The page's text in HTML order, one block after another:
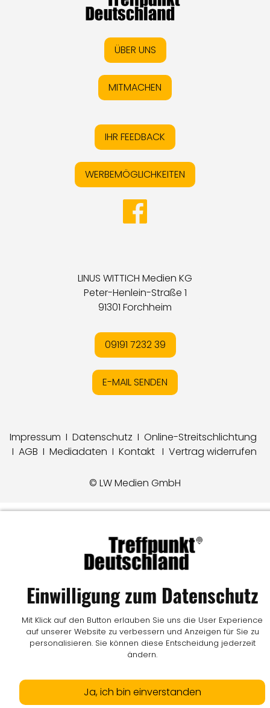
ÜBER UNS
MITMACHEN
IHR FEEDBACK
WERBEMÖGLICHKEITEN
LINUS WITTICH Medien KG
Peter-Henlein-Straße 1
91301 Forchheim
09191 7232 39
E-MAIL SENDEN
Impressum I Datenschutz I Online-Streitschlichtung
I AGB I Mediadaten I Kontakt I Vertrag widerrufen
© LW Medien GmbH
Einwilligung zum Datenschutz
Mit Klick auf den Button erlauben Sie uns die User Experience
auf unserer Website zu verbessern und Anzeigen für Sie zu
personalisieren. Sie können diese Entscheidung jederzeit
ändern.
Ja, ich bin einverstanden